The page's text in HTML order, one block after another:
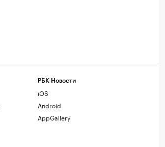
РБК Новости
iOS
Android
AppGallery